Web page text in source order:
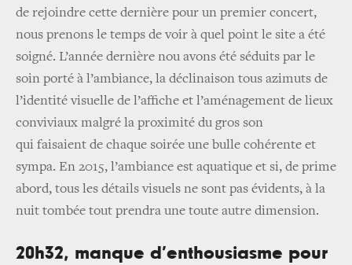
de rejoindre cette dernière pour un premier concert,
nous prenons le temps de voir à quel point le site a été
soigné. L’année dernière nou avons été séduits par le
soin porté à l’ambiance, la déclinaison tous azimuts de
l’identité visuelle de l’affiche et l’aménagement de lieux
conviviaux malgré la proximité du gros son
qui faisaient de chaque soirée une bulle cohérente et
sympa. En 2015, l’ambiance est aquatique et si, de prime
abord, tous les détails visuels ne sont pas évidents, à la
nuit tombée tout prendra une toute autre dimension.
20h32, manque d’enthousiasme pour